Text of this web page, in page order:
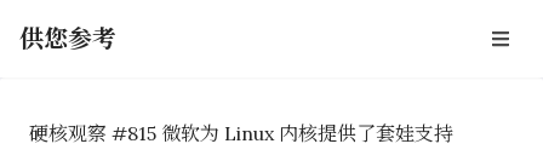
供您参考
硬核观察 #815 微软为 Linux 内核提供了套娃支持